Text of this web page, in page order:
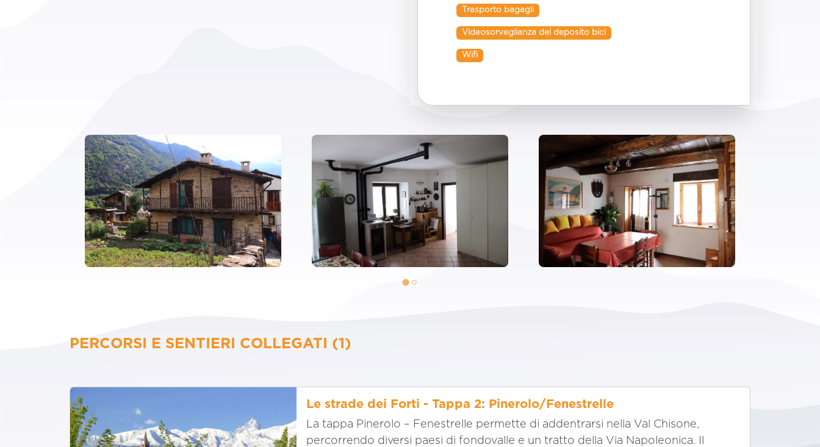
Trasporto bagagli
Videosorveglianza del deposito bici
Wifi
PERCORSI E SENTIERI COLLEGATI (1)
Le strade dei Forti - Tappa 2: Pinerolo/Fenestrelle
La tappa Pinerolo – Fenestrelle permette di addentrarsi nella Val Chisone,
percorrendo diversi paesi di fondovalle e un tratto della Via Napoleonica. Il